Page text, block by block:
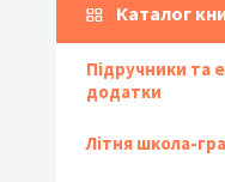
Каталог
Підручники та
додатки
Літня школа-